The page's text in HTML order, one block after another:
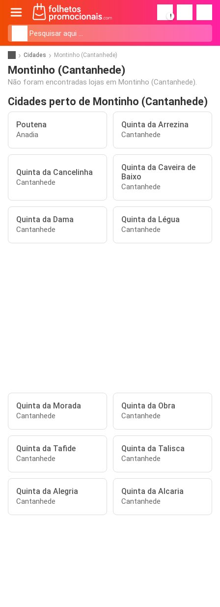
!
Cidades Montinho (Cantanhede)
Montinho (Cantanhede)
Não foram encontradas lojas em Montinho (Cantanhede).
Cidades perto de Montinho (Cantanhede)
Poutena
Anadia
Quinta da Arrezina
Cantanhede
Quinta da Cancelinha
Cantanhede
Quinta da Caveira de
Baixo
Cantanhede
Quinta da Dama
Cantanhede
Quinta da Légua
Cantanhede
Quinta da Morada
Cantanhede
Quinta da Obra
Cantanhede
Quinta da Tafide
Cantanhede
Quinta da Talisca
Cantanhede
Quinta da Alegria
Cantanhede
Quinta da Alcaria
Cantanhede